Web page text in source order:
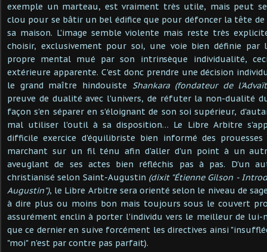
exemple un marteau, est vraiment très utile, mais peut
clou pour se bâtir un bel édifice que pour défoncer la tête
sa maison. L'image semble violente mais reste très
choisir, exclusivement pour soi, une voie bien définie par
propre mental mué par son intrinsèque individualité,
extérieure apparente. C'est donc prendre une décision
le grand maître hindouiste Shankara (fondateur de
preuve de dualité avec l'univers, de réfuter la non-dualité
façon s'en séparer en s'éloignant de son soi supérieur,
mal utiliser l'outil à sa disposition… Le Libre Arbitre
difficile exercice d'équilibriste bien informé des
marchant sur un fil ténu afin d'aller d'un point à un
aveuglant de ses actes bien réfléchis pas à pas. D'un
christianisé selon Saint-Augustin (dixit "Étienne Gilson -
Augustin"), le Libre Arbitre sera orienté selon le niveau de
à dire plus ou moins bon mais toujours sous le couvert
assurément enclin à porter l'individu vers le meilleur de lui-
que ce dernier en suive forcément les directives ainsi
"moi" n'est par contre pas parfait).